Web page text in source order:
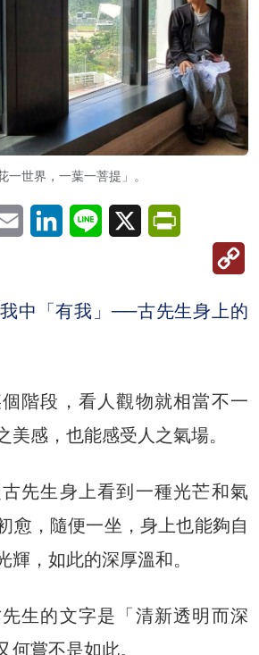
一世界，一葉一菩提」。
Email LinkedInLine X
我中「有我」──古先生身上的
階段，看人觀物就相當不一
美感，也能感受人之氣場。
先生身上看到一種光芒和氣
愈，隨便一坐，身上也能夠自
輝，如此的深厚溫和。
生的文字是「清新透明而深
何嘗不是如此。